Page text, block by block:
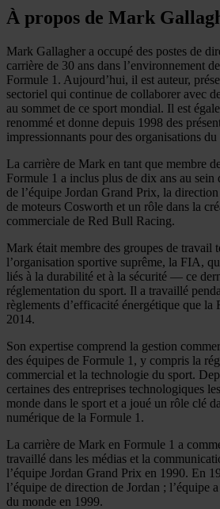
À propos de Mark
Mark Gallagher a occupé des postes de
carrière de 30 ans dans l’environnement
Formule 1. Aujourd’hui, il est auteur,
sectoriel qui continue de collaborer avec
au sommet de ce sport mondial. Il est
renommé et donne depuis 1998 des
impressionnants pour des organisations du
La carrière de Mark en tant que membre
Formule 1 a inclus plus de dix ans au sein
de l’équipe Jordan Grand Prix, la
de moteurs Cosworth et un rôle dans la
commerciale de Red Bull Racing.
Mark était membre des groupes de travail
l’organisation sportive suprême, la FIA,
liés à la durabilité et à la sécurité — ce
réglementation du sport. Il a travaillé
règlements d’efficacité énergétique que
2014.
Son expertise comprend la gestion
des équipes de Formule 1, y compris la
commercial et la technologie du sport.
certaines des entreprises technologiques
monde dans le sport et a joué un rôle clé
numérique de la Formule 1.
La carrière de Mark en Formule 1 a
travaillé dans les médias et la
l’équipe Jordan Grand Prix en 1990. En
l’équipe de direction de Jordan ; l’équipe
du monde en 1999.